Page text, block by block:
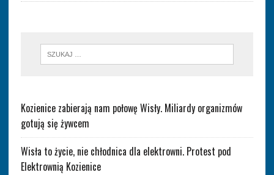
Kozienice zabierają nam połowę Wisły. Miliardy organizmów
gotują się żywcem
Wisła to życie, nie chłodnica dla elektrowni. Protest pod
Elektrownią Kozienice